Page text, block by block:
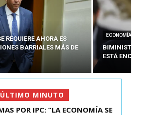
REQUIERE AHORA ES
BARRIALES MÁS DE
ECONOMÍA
BIMINISTRO
ESTÁ
ÚLTIMO MINUTO
CON EL PRESIDENTE ELECTO DE
POR IPC: “LA ECONOMÍA SE